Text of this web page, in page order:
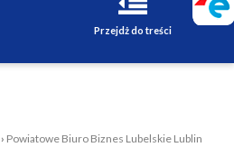
Przejdż do treści
› Powiatowe Biuro Biznes Lubelskie Lublin